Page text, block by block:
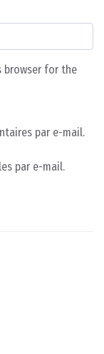
browser for the
par e-mail.
par e-mail.